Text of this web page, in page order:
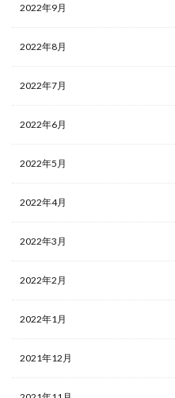
2022年9月
2022年8月
2022年7月
2022年6月
2022年5月
2022年4月
2022年3月
2022年2月
2022年1月
2021年12月